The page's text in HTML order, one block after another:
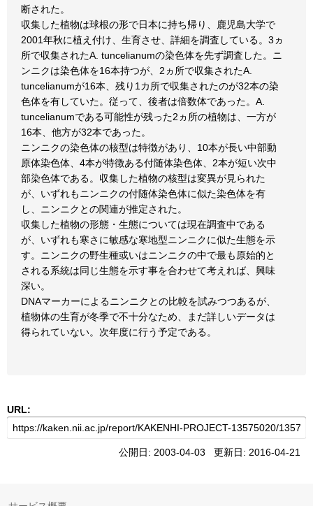
断された。
収集した植物は球根の形で日本に持ち帰り、鹿児島大学で
2001年秋に植え付け、生育させ、詳細を調査している。3ヵ
所で収集されたA. tuncelianumの染色体を先ず調査した。ニ
ンニクは染色体を16本持つが、2ヵ所で収集されたA.
tuncelianumが16本、残り1カ所で収集されたのが32本の染
色体を有していた。従って、後者は倍数体であった。A.
tuncelianumである可能性が残った2ヵ所の植物は、一方が
16本、他方が32本であった。
ニンニクの染色体の核型は特徴があり、10本が長い中部動
原体染色体、4本が特徴ある付随体染色体、2本が短い次中
部染色体である。収集した植物の核型は変異が見られた
が、いずれもニンニクの付随体染色体に似た染色体を有
し、ニンニクとの関連が推定された。
収集した植物の形態・生態については現在調査中である
が、いずれも寒さに敏感な寒地型ニンニクに似た生態を示
す。ニンニクの野生種或いはニンニクの中で最も原始的と
される系統は同じ生態を示す事を合わせて考えれば、興味
深い。
DNAマーカーによるニンニクとの比較を試みつつあるが、
植物体の生育が冬季で不十分なため、まだ詳しいデータは
得られていない。次年度に行う予定である。
URL:
公開日: 2003-04-03 更新日: 2016-04-21